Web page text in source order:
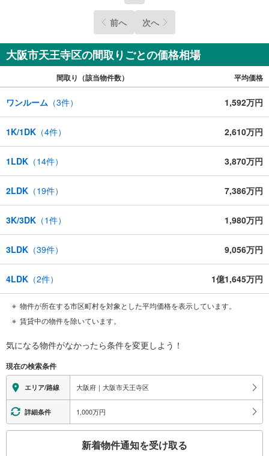
前へ 次へ
大阪市天王寺区の間取りごとの価格相場
間取り（該当物件数） 平均価格
ワンルーム （3件） 1,592万円
1K/1DK （4件） 2,610万円
1LDK （14件） 3,870万円
2LDK （19件） 7,386万円
3K/3DK （1件） 1,980万円
3LDK （39件） 9,056万円
4LDK （2件） 1億1,645万円
物件が所在する市区町村を対象とした平均価格を表示しています。
賃貸中の物件を除いています。
気になる物件がなかったら条件を変更しよう！
現在の検索条件
エリア/路線 大阪府｜大阪市天王寺区
詳細条件 1,000万円
新着物件通知を受け取る